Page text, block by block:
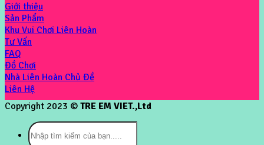
Giới thiệu
Sản Phẩm
Khu Vui Chơi Liên Hoàn
Tư Vấn
FAQ
Đồ Chơi
Nhà Liên Hoàn Chủ Đề
Liên Hệ
Copyright 2023 © TRE EM VIET.,Ltd
Tìm
kiếm: